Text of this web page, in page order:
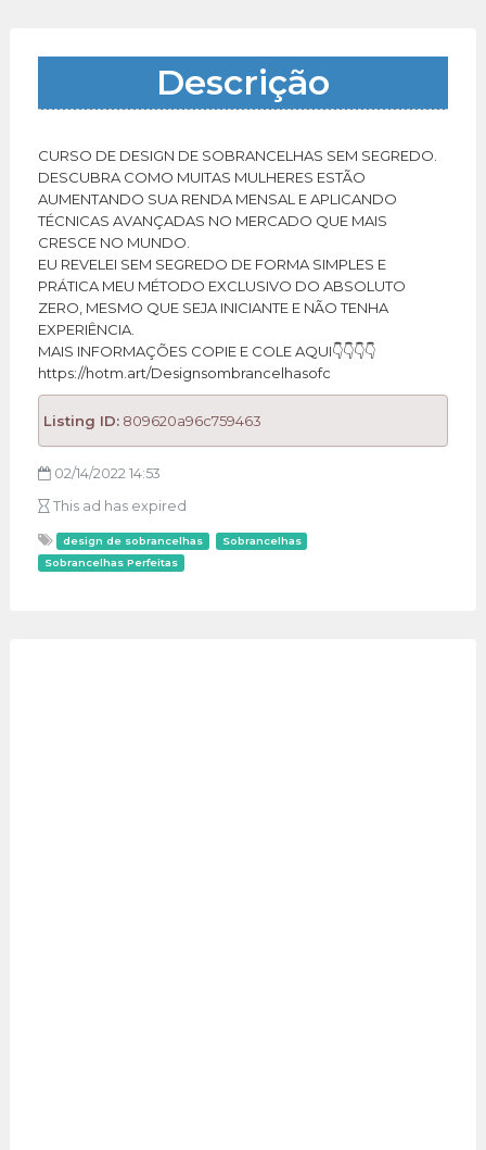
Descrição
CURSO DE DESIGN DE SOBRANCELHAS SEM SEGREDO.
DESCUBRA COMO MUITAS MULHERES ESTÃO
AUMENTANDO SUA RENDA MENSAL E APLICANDO
TÉCNICAS AVANÇADAS NO MERCADO QUE MAIS
CRESCE NO MUNDO.
EU REVELEI SEM SEGREDO DE FORMA SIMPLES E
PRÁTICA MEU MÉTODO EXCLUSIVO DO ABSOLUTO
ZERO, MESMO QUE SEJA INICIANTE E NÃO TENHA
EXPERIÊNCIA.
MAIS INFORMAÇÕES COPIE E COLE AQUI👇👇👇👇
https://hotm.art/Designsombrancelhasofc
Listing ID: 809620a96c759463
02/14/2022 14:53
This ad has expired
design de sobrancelhas
Sobrancelhas
Sobrancelhas Perfeitas